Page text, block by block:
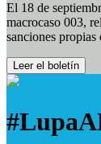
El 18 de
macrocaso 003,
sanciones
Leer el boletín